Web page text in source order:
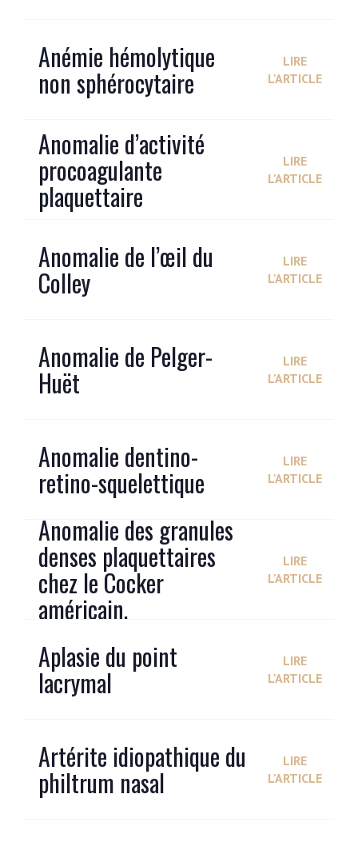
Anémie hémolytique
non sphérocytaire
LIRE
L'ARTICLE
Anomalie d’activité
procoagulante
plaquettaire
LIRE
L'ARTICLE
Anomalie de l’œil du
Colley
LIRE
L'ARTICLE
Anomalie de Pelger-
Huët
LIRE
L'ARTICLE
Anomalie dentino-
retino-squelettique
LIRE
L'ARTICLE
Anomalie des granules
denses plaquettaires
chez le Cocker
américain.
LIRE
L'ARTICLE
Aplasie du point
lacrymal
LIRE
L'ARTICLE
Artérite idiopathique du
philtrum nasal
LIRE
L'ARTICLE